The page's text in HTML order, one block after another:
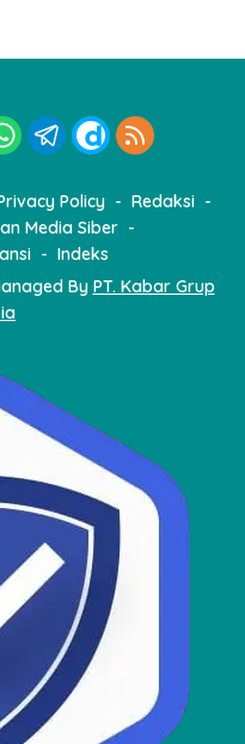
Policy
Redaksi
Media Siber
Indeks
By PT. Kabar Grup